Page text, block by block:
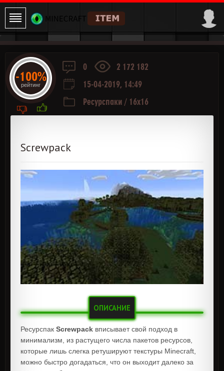
0
2 172 182
15-04-2019, 14:49
Ресурспаки / 16x16
Screwpack
ОПИСАНИЕ
Ресурспак Screwpack вписывает свой подход в
минимализм, из растущего числа пакетов ресурсов,
которые лишь слегка ретушируют текстуры Minecraft,
можно быстро догадаться, что он выходит далеко за
-100%
рейтинг